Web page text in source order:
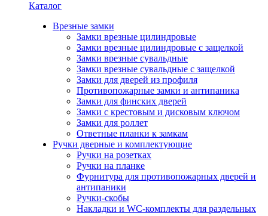
Каталог
Врезные замки
Замки врезные цилиндровые
Замки врезные цилиндровые с защелкой
Замки врезные сувальдные
Замки врезные сувальдные с защелкой
Замки для дверей из профиля
Противопожарные замки и антипаника
Замки для финских дверей
Замки с крестовым и дисковым ключом
Замки для роллет
Ответные планки к замкам
Ручки дверные и комплектующие
Ручки на розетках
Ручки на планке
Фурнитура для противопожарных дверей и
антипаники
Ручки-скобы
Накладки и WC-комплекты для раздельных